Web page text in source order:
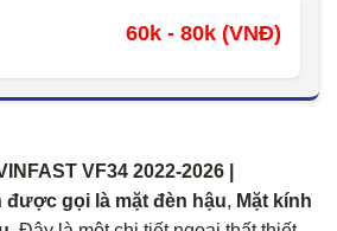
60k - 80k (VNĐ)
VF34 2022-2026 |
được gọi là mặt đèn hậu, Mặt kính